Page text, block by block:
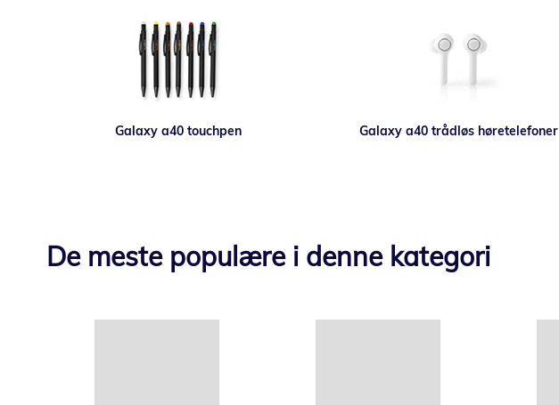
Galaxy a40 touchpen Galaxy a40 trådløs høretelefoner
De meste populære i denne kategori